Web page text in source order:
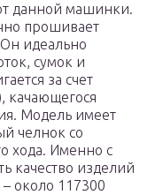
данной машинки.
прошивает
идеально
сумок и
за счет
качающегося
Модель имеет
челнок со
хода. Именно с
качество изделий
около 117300